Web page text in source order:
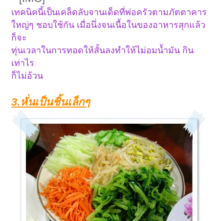
เทคนิคนี้เป็นเคล็ดลับจานเด็ดที่พ่อครัวตามภัตตาคาร
ใหญ่ๆ ชอบใช้กัน เมื่อนึ่งจนเนื้อในของอาหารสุกแล้ว
ก็จะ
ทุ่นเวลาในการทอดให้สั้นลงทำให้ไม่อมน้ำมัน กิน
เท่าไร
ก็ไม่อ้วน
3.หั่นเป็นชิ้นเล็กๆ